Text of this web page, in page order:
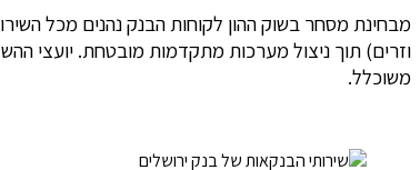
וזרים) תוך ניצול מערכות מתקדמות מובטחת. יועצי
משוכלל.